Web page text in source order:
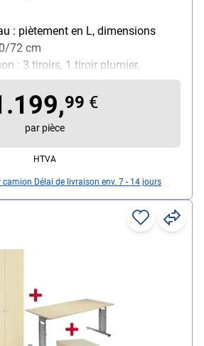
: piètement en L, dimensions
72 cm
: 3 tiroirs, 1 tiroir plumier,
dimensions (L/P/H) :
99 €
par pièce
HTVA
camion Délai de livraison env. 7 - 14 jours